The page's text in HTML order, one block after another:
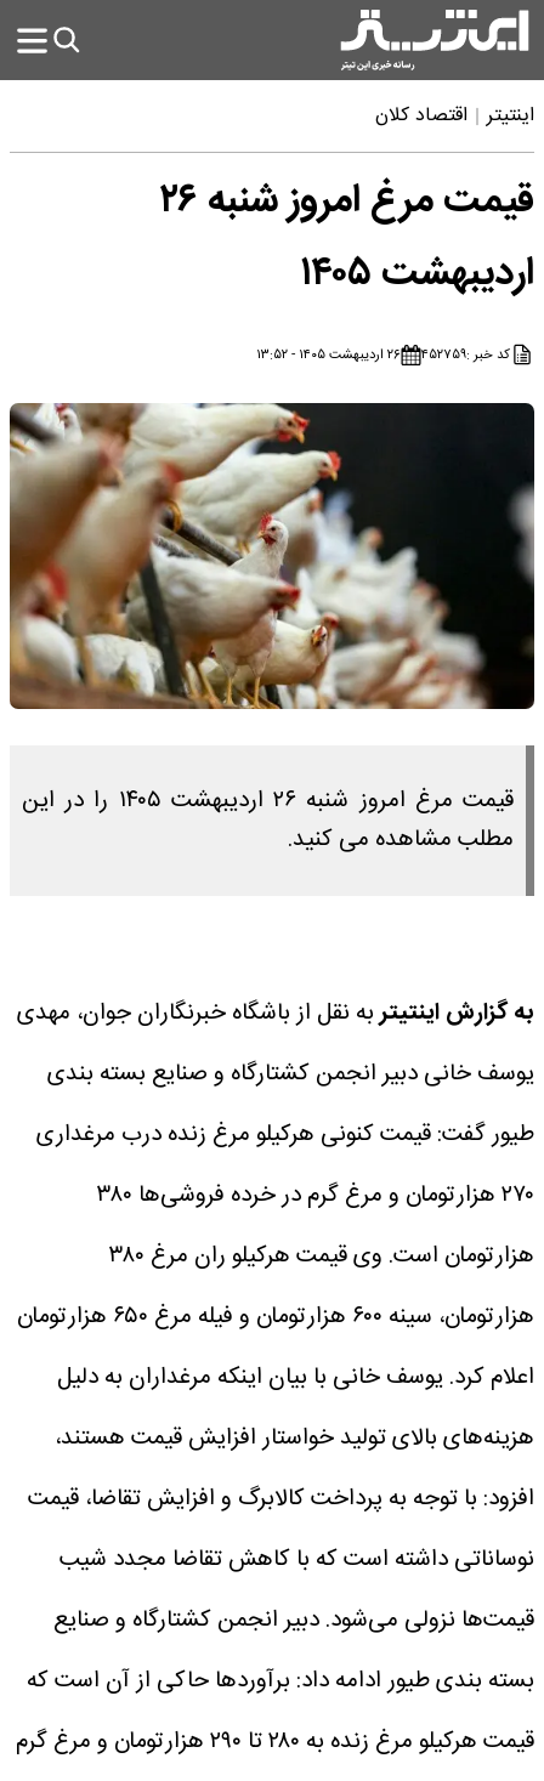
اینتیتر اقتصاد کلان
قیمت مرغ امروز شنبه ۲۶
اردیبهشت ۱۴۰۵
کد خبر :۴۵۲۷۵۹ ۲۶ اردیبهشت ۱۴۰۵ - ۱۳:۵۲
قیمت مرغ امروز شنبه ۲۶ اردیبهشت ۱۴۰۵ را در این
مطلب مشاهده می کنید.
به گزارش اینتیتربه نقل از باشگاه خبرنگاران جوان، مهدی
یوسف خانی دبیر انجمن کشتارگاه و صنایع بسته بندی
طیور گفت: قیمت کنونی هرکیلو مرغ زنده درب مرغداری
۲۷۰ هزارتومان و مرغ گرم در خرده فروشی‌ها ۳۸۰
هزارتومان است.
وی قیمت هرکیلو ران مرغ ۳۸۰
هزارتومان، سینه ۶۰۰ هزارتومان و فیله مرغ ۶۵۰ هزارتومان
اعلام کرد.یوسف خانی با بیان اینکه مرغداران به دلیل
هزینه‌های بالای تولید خواستار افزایش قیمت هستند،
افزود: با توجه به پرداخت کالابرگ و افزایش تقاضا، قیمت
نوساناتی داشته است که با کاهش تقاضا مجدد شیب
قیمت‌ها نزولی می‌شود.دبیر انجمن کشتارگاه و صنایع
بسته بندی طیور ادامه داد: برآورد‌ها حاکی از آن است که
قیمت هرکیلو مرغ زنده به ۲۸۰ تا ۲۹۰ هزارتومان و مرغ گرم